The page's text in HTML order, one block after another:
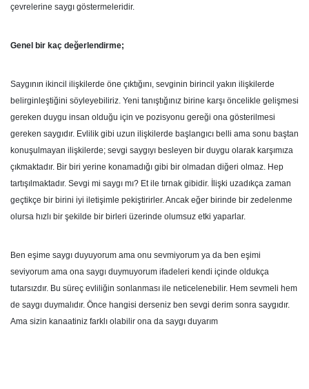
çevrelerine saygı göstermeleridir.
Genel bir kaç değerlendirme;
Saygının ikincil ilişkilerde öne çıktığını, sevginin birincil yakın ilişkilerde
belirginleştiğini söyleyebiliriz. Yeni tanıştığınız birine karşı öncelikle gelişmesi
gereken duygu insan olduğu için ve pozisyonu gereği ona gösterilmesi
gereken saygıdır. Evlilik gibi uzun ilişkilerde başlangıcı belli ama sonu baştan
konuşulmayan ilişkilerde; sevgi saygıyı besleyen bir duygu olarak karşımıza
çıkmaktadır. Bir biri yerine konamadığı gibi bir olmadan diğeri olmaz. Hep
tartışılmaktadır. Sevgi mi saygı mı? Et ile tırnak gibidir. İlişki uzadıkça zaman
geçtikçe bir birini iyi iletişimle pekiştirirler. Ancak eğer birinde bir zedelenme
olursa hızlı bir şekilde bir birleri üzerinde olumsuz etki yaparlar.
Ben eşime saygı duyuyorum ama onu sevmiyorum ya da ben eşimi
seviyorum ama ona saygı duymuyorum ifadeleri kendi içinde oldukça
tutarsızdır. Bu süreç evliliğin sonlanması ile neticelenebilir. Hem sevmeli hem
de saygı duymalıdır. Önce hangisi derseniz ben sevgi derim sonra saygıdır.
Ama sizin kanaatiniz farklı olabilir ona da saygı duyarım